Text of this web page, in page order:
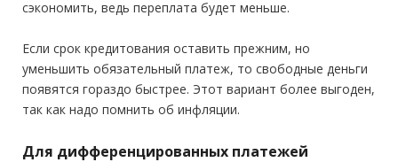
сэкономить, ведь переплата будет меньше.
Если срок кредитования оставить прежним, но
уменьшить обязательный платеж, то свободные деньги
появятся гораздо быстрее. Этот вариант более выгоден,
так как надо помнить об инфляции.
Для дифференцированных платежей